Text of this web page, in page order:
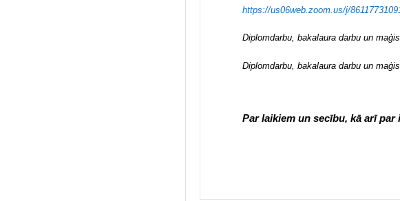
https://us06web.zoom.us/j/
Diplomdarbu, bakalaura darbu un
Diplomdarbu, bakalaura darbu un
Par laikiem un secību, kā arī